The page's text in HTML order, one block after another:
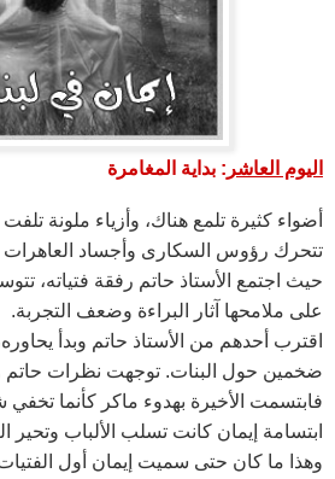
اليوم العاشر : بداية المغامرة
أضواء كثيرة تلمع هناك، وأزياء ملونة
تتحرك رؤوس السكارى وأجساد العاهرات
حيث اجتمع الأستاذ حاتم رفقة فتياته،
على ملامحها آثار البراءة وضعف التجربة.
اقترب أحدهم من الأستاذ حاتم وبدأ
ضخمين حول البنات. توجهت نظرات حاتم
فابتسمت الأخيرة بهدوء ماكر كأنما
ابتسامة إيمان كانت تسلب الألباب
وهذا ما كان حتى سميت إيمان أول